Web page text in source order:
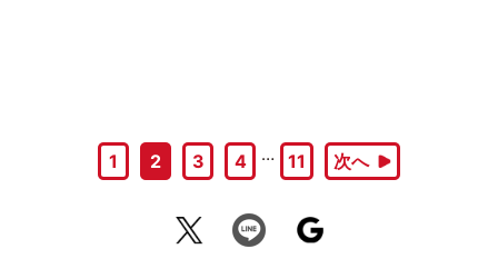
1 2 3 4 … 11 次へ